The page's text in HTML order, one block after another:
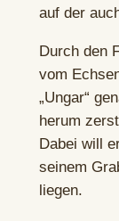
auf der
Durch den
vom
„Ungar“
herum
Dabei will
seinem
liegen.